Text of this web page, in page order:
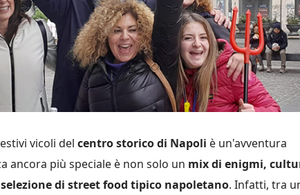
vicoli del centro storico di Napoli è un'avventura
ancora più speciale è non solo un mix di enigmi,
di street food tipico napoletano. Infatti, tra
Da non perdere!
Complimenti!